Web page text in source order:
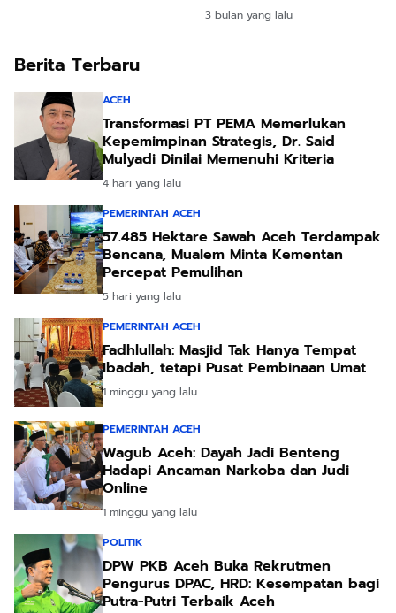
3 bulan yang lalu
Berita Terbaru
ACEH
Transformasi PT PEMA Memerlukan
Kepemimpinan Strategis, Dr. Said
Mulyadi Dinilai Memenuhi Kriteria
4 hari yang lalu
PEMERINTAH ACEH
57.485 Hektare Sawah Aceh Terdampak
Bencana, Mualem Minta Kementan
Percepat Pemulihan
5 hari yang lalu
PEMERINTAH ACEH
Fadhlullah: Masjid Tak Hanya Tempat
Ibadah, tetapi Pusat Pembinaan Umat
1 minggu yang lalu
PEMERINTAH ACEH
Wagub Aceh: Dayah Jadi Benteng
Hadapi Ancaman Narkoba dan Judi
Online
1 minggu yang lalu
POLITIK
DPW PKB Aceh Buka Rekrutmen
Pengurus DPAC, HRD: Kesempatan bagi
Putra-Putri Terbaik Aceh